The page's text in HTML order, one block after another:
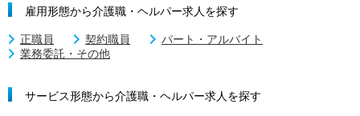
雇用形態から介護職・ヘルパー求人を探す
正職員 契約職員
パート・アルバイト
業務委託・その他
サービス形態から介護職・ヘルパー求人を探す